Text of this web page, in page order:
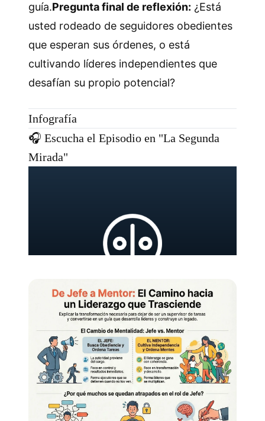
guía.Pregunta final de reflexión: ¿Está
usted rodeado de seguidores obedientes
que esperan sus órdenes, o está
cultivando líderes independientes que
desafían su propio potencial?
Infografía
🎧 Escucha el Episodio en "La Segunda
Mirada"